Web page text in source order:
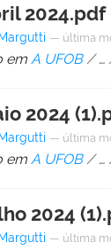
2024.pdf
— última
em A UFOB /…
2024
— última
em A UFOB /…
2024
— última